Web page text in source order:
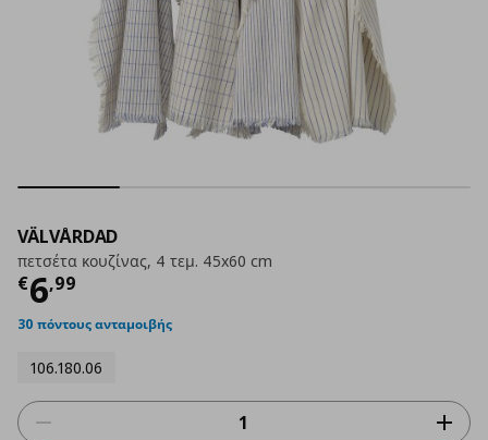
VÄLVÅRDAD
πετσέτα κουζίνας, 4 τεμ. 45x60 cm
€6,99
Τρέχουσα τιμή
30 πόντους ανταμοιβής
106.180.06